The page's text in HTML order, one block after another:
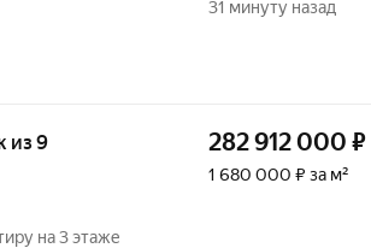
31 минуту назад
из 9
на 3 этаже
282 912 000 ₽
1 680 000 ₽ за м²